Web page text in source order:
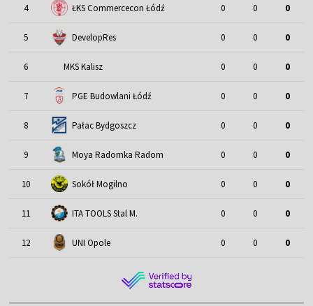
4 ŁKS Commercecon Łódź 0 0 0
5 DevelopRes 0 0 0
6 MKS Kalisz 0 0 0
7 PGE Budowlani Łódź 0 0 0
8 Pałac Bydgoszcz 0 0 0
9 Moya Radomka Radom 0 0 0
10 Sokół Mogilno 0 0 0
11 ITA TOOLS Stal M. 0 0 0
12 UNI Opole 0 0 0